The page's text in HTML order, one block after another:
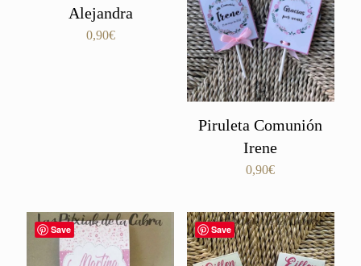
Alejandra
0,90€
Piruleta Comunión
Irene
0,90€
Save Save